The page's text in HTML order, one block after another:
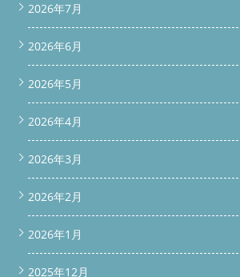
2026年7月
2026年6月
2026年5月
2026年4月
2026年3月
2026年2月
2026年1月
2025年12月